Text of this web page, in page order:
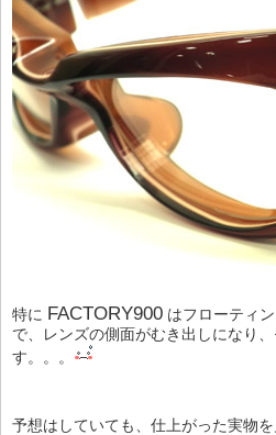
特に FACTORY900 はフローティ
で、レンズの側面がむき出しになり
す。。。
予想はしていても、仕上がった実物を